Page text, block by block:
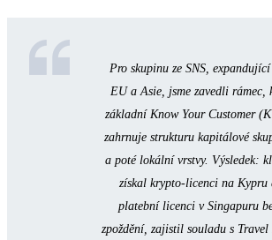
Pro skupinu ze SNS,
EU a Asie, jsme zavedli rámec,
základní Know Your Customer
zahrnuje strukturu kapitálové
a poté lokální vrstvy. Výsledek:
získal krypto-licenci na Kypru
platební licenci v Singapuru
zpoždění, zajistil souladu s Travel